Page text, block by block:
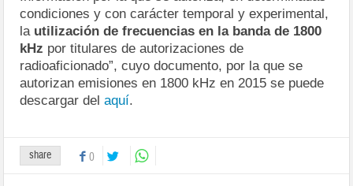
condiciones y con carácter temporal y experimental,
la utilización de frecuencias en la banda de 1800
kHz por titulares de autorizaciones de
radioaficionado”, cuyo documento, por la que se
autorizan emisiones en 1800 kHz en 2015 se puede
descargar delaquí.
share 0